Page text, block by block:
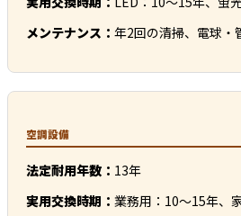
メンテナンス： 年2回の清掃、電球・
空調設備
法定耐用年数： 13年
実用交換時期： 業務用：10～15年、